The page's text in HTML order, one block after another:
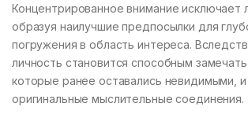
Концентрированное внимание исключает
образуя наилучшие предпосылки для
погружения в область интереса.
личность становится способным
которые ранее оставались невидимыми,
оригинальные мыслительные соединения.